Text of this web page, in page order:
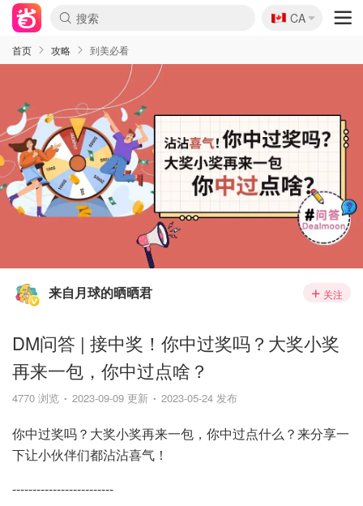
🇨🇦
CA
首页 攻略 到美必看
来自月球的晒晒君 关注
DM问答 | 接中奖！你中过奖吗？大奖小奖
再来一包，你中过点啥？
4770 浏览 2023-09-09 更新 2023-05-24 发布
你中过奖吗？大奖小奖再来一包，你中过点什么？来分享一
下让小伙伴们都沾沾喜气！
-------------------------